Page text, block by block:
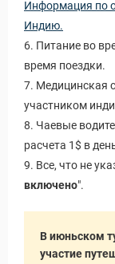
Информация по
Индию.
6. Питание во
время поездки.
7. Медицинская
участником
8. Чаевые
расчета 1$ в
9. Все, что не
включено".
В июньском
участие